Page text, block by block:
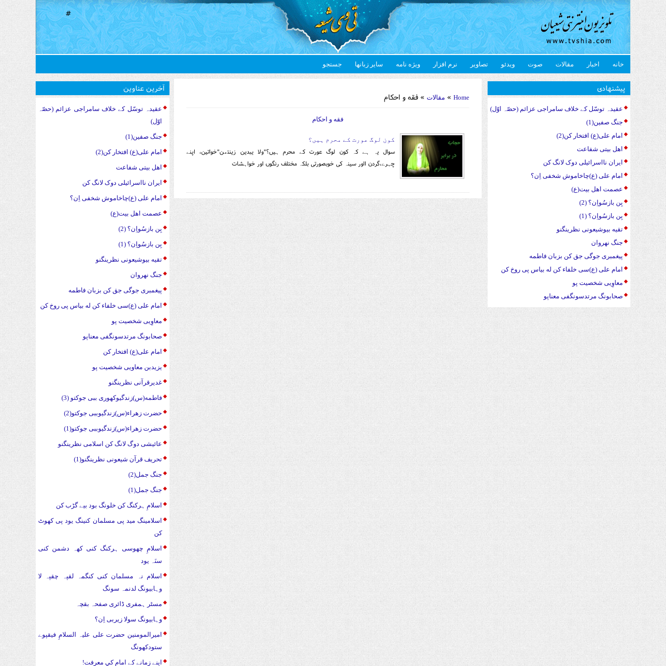
#
خانه اخبار مقالات صوت ویدئو تصاویر نرم افزار ویژه نامه سایر زبانها جستجو
Home
» مقالات » فقه و احکام
فقه و احکام
کون لوگ عورت کے محرم ہیں؟
سوال یہ ہے کہ کون لوگ عورت کے محرم ہیں؟"ولا یبدین زینتھن"خواتین، اپنے
چہرے،گردن ااور سینہ کی خوبصورتی بلکہ مختلف رنگوں اور خواہشات
آخرین عناوین
عقیدہ توسّل کے خلاف سامراجی عزائم (حصّہ
اوّل)
جنگ صفین(1)
امام علی(ع) افتخار کن(2)
اهل بیتی شفاعت
ایران نااسرائیلی دوک لانگ کن
امام علی (ع)چاخاموش شخفی اِن؟
عصمت اهل بیت(ع)
بِن بازسُواِن؟ (2)
بِن بازسُواِن؟ (1)
تقیه بیوشیعونی نظرینگنو
جنگ نهروان
پیغمبری جوگی جق کن بزبان فاطمه
امام علی (ع)سی خلفاء کن له بیاس پی روخ کن
معاوِیی شخصیت پو
صحابونگ مرتدسونگفی معناپو
امام علی(ع) افتخار کن
یزیدبن معاویی شخصیت پو
غدیرقرآنی نظرینگنو
فاطمه(س)زندگیوکهوری ببی جوکتو (3)
حضرت زهراء(س)زندگیوببی جوکتو(2)
حضرت زهراء(س)زندگیوببی جوکتو(1)
عائیشی دوگ لانگ کن اسلامی نظرینگنو
تحریف قرآن شیعونی نظرینگنو(1)
جنگ جمل(2)
جنگ جمل(1)
اسلامِ ہرکنگ کن خلونگ بود بیے گڑب کن
اسلامینگ مید پی مسلمان کنینگ یود پی کھوٹ
کن
اسلامِ چھوسی ہرکنگ کنی کھہ دشمن کنی
سنَہ یود
اسلام نہ مسلمان کنی کنگمہ لقپہ چقپہ لا
وہابیونگ لدنمہ سونگ
مسٹر ہمفری ڈائری صفحہ بقچہ
وہابیونگ سولا زیربی اِن؟
امیرالمومنین حضرت علی علیہ السلامِ فیقپوے
ستودکھونگ
اپنے زمانے کے امام کي معرفت!
پیشنهادی
عقیدہ توسّل کے خلاف سامراجی عزائم (حصّہ اوّل)
جنگ صفین(1)
امام علی(ع) افتخار کن(2)
اهل بیتی شفاعت
ایران نااسرائیلی دوک لانگ کن
امام علی (ع)چاخاموش شخفی اِن؟
عصمت اهل بیت(ع)
بِن بازسُواِن؟ (2)
بِن بازسُواِن؟ (1)
تقیه بیوشیعونی نظرینگنو
جنگ نهروان
پیغمبری جوگی جق کن بزبان فاطمه
امام علی (ع)سی خلفاء کن له بیاس پی روخ کن
معاوِیی شخصیت پو
صحابونگ مرتدسونگفی معناپو